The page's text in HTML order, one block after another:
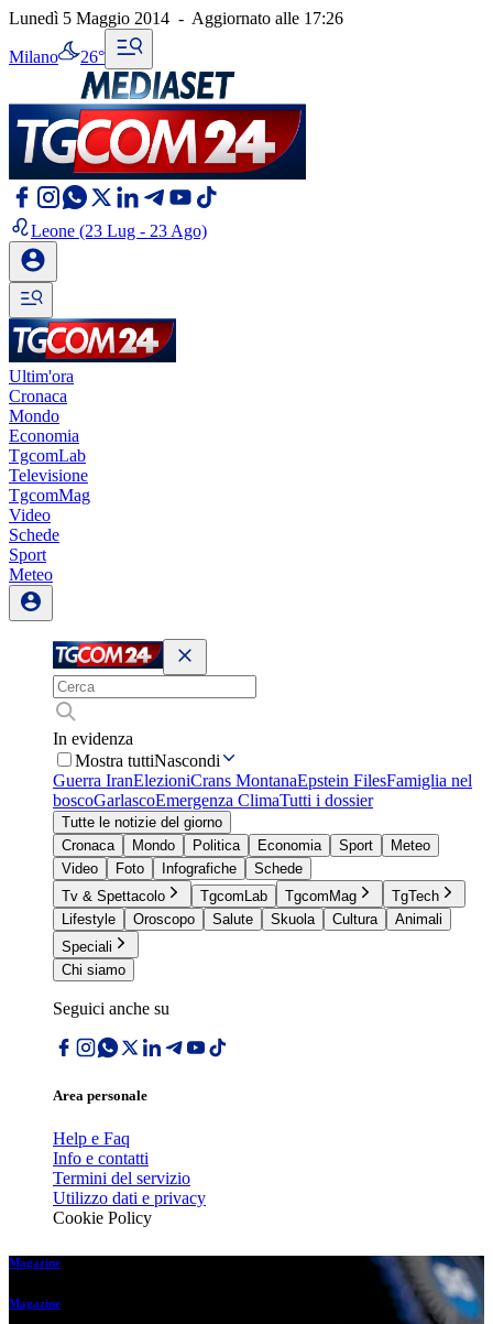
Lunedì 5 Maggio 2014 - Aggiornato alle 17:26
Milano 26°
Leone (23 Lug - 23 Ago)
Ultim'ora
Cronaca
Mondo
Economia
TgcomLab
Televisione
TgcomMag
Video
Schede
Sport
Meteo
In evidenza
Mostra tuttiNascondi
Guerra IranElezioniCrans MontanaEpstein FilesFamiglia nel
boscoGarlascoEmergenza ClimaTutti i dossier
Tutte le notizie del giorno
Cronaca
Mondo Politica Economia Sport
Meteo
Video
Foto Infografiche
Schede
Tv & Spettacolo
TgcomLab TgcomMag
TgTech
Lifestyle
Oroscopo Salute Skuola Cultura
Animali
Speciali
Chi siamo
Seguici anche su
Area personale
Help e Faq
Info e contatti
Termini del servizio
Utilizzo dati e privacy
Cookie Policy
Magazine
Magazine